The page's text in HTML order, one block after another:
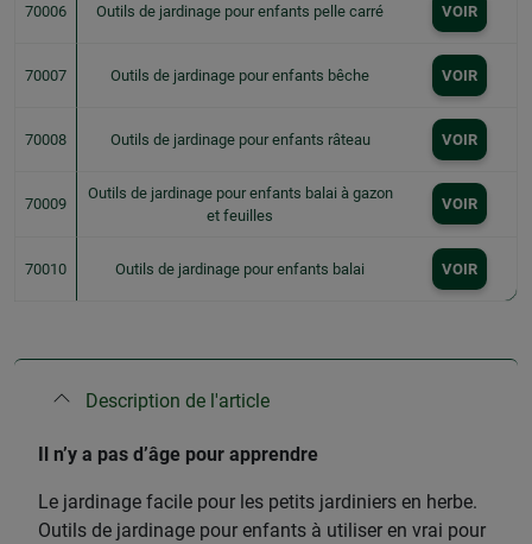
70006 Outils de jardinage pour enfants pelle carré VOIR
70007 Outils de jardinage pour enfants bêche VOIR
70008 Outils de jardinage pour enfants râteau VOIR
70009
Outils de jardinage pour enfants balai à gazon
et feuilles
VOIR
70010 Outils de jardinage pour enfants balai VOIR
Description de l'article
Il n’y a pas d’âge pour apprendre
Le jardinage facile pour les petits jardiniers en herbe.
Outils de jardinage pour enfants à utiliser en vrai pour